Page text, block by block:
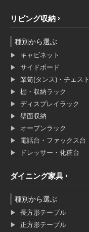
リビング収納
種別から選ぶ
キャビネット
サイドボード
箪笥(タンス)・チェスト
棚・収納ラック
ディスプレイラック
壁面収納
オープンラック
電話台・ファックス台
ドレッサー・化粧台
ダイニング家具
種別から選ぶ
長方形テーブル
正方形テーブル